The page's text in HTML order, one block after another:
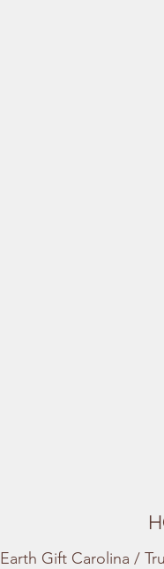
Earth Gift Carolina /